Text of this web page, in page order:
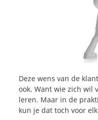
Commerciële diagnoses
Tender
Leiderschapbij
Programma
RolleninSales
Deze wens van de
ook. Want wie zich wil
leren. Maar in de
kun je dat toch voor